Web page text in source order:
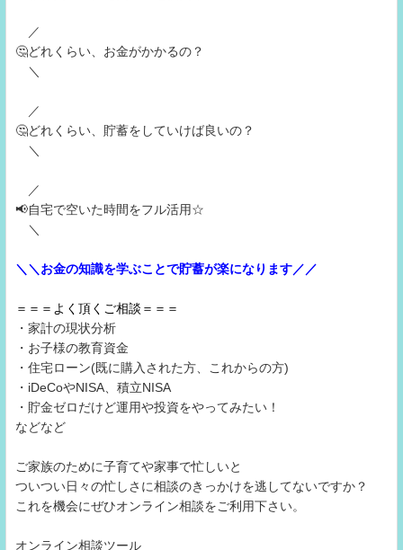
／
🤔どれくらい、お金がかかるの？
＼
／
🤔どれくらい、貯蓄をしていけば良いの？
＼
／
📢自宅で空いた時間をフル活用☆
＼
＼＼お金の知識を学ぶことで貯蓄が楽になります／／
＝＝＝よく頂くご相談＝＝＝
・家計の現状分析
・お子様の教育資金
・住宅ローン(既に購入された方、これからの方)
・iDeCoやNISA、積立NISA
・貯金ゼロだけど運用や投資をやってみたい！
などなど
ご家族のために子育てや家事で忙しいと
ついつい日々の忙しさに相談のきっかけを逃してないですか？
これを機会にぜひオンライン相談をご利用下さい。
オンライン相談ツール